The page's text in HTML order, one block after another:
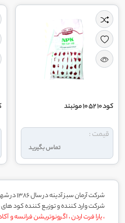
کود 10 52 10 مونبند
تماس بگیرید
قیمت :
شرکت
شرکت وارد کننده و توزیع کننده کود های
، یارا فرت اردن ، اگرونوتریشن فرانسه و